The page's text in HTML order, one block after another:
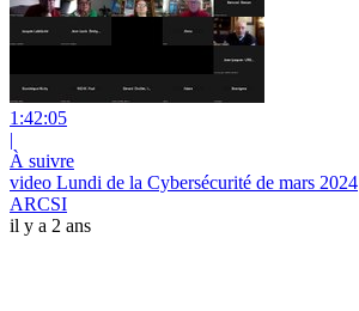
1:42:05
|
À suivre
video Lundi de la Cybersécurité de mars 2024
ARCSI
il y a 2 ans